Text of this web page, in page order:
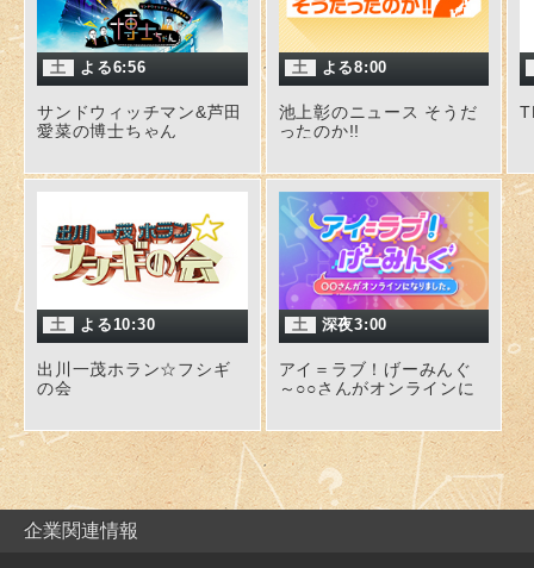
土 よる6:56
サンドウィッチマン&芦田
愛菜の博士ちゃん
土 よる8:00
池上彰のニュース そうだ
ったのか!!
土 よる10:30
出川一茂ホラン☆フシギ
の会
土 深夜3:00
アイ＝ラブ！げーみんぐ
～○○さんがオンラインに
企業関連情報